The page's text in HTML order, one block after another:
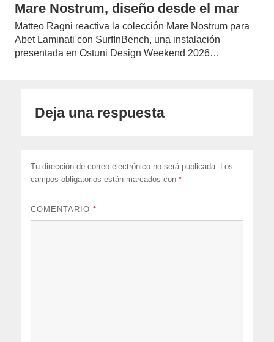
Mare Nostrum, diseño desde el mar
Matteo Ragni reactiva la colección Mare Nostrum para
Abet Laminati con SurfInBench, una instalación
presentada en Ostuni Design Weekend 2026…
Deja una respuesta
Tu dirección de correo electrónico no será publicada.
Los
campos obligatorios están marcados con*
COMENTARIO*